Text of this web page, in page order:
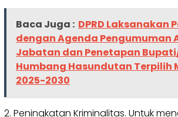
Baca Juga : DPRD Laksanakan
dengan Agenda Pengumuman
Jabatan dan Penetapan
Humbang Hasundutan Terpilih
2025-2030
2. Peningkatan Kriminalitas. Untuk